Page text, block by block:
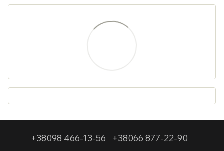
+38098 466-13-56 +38066 877-22-90